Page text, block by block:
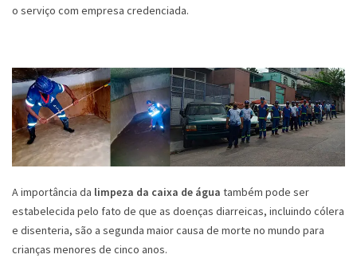
o serviço com empresa credenciada.
A importância da limpeza da caixa de água também pode ser
estabelecida pelo fato de que as doenças diarreicas, incluindo cólera
e disenteria, são a segunda maior causa de morte no mundo para
crianças menores de cinco anos.